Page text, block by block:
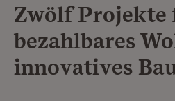
Zwölf Projekte
bezahlbares
innovatives